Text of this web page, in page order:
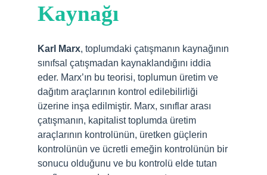
Kaynağı
Karl Marx, toplumdaki çatışmanın kaynağının
sınıfsal çatışmadan kaynaklandığını iddia
eder. Marx’ın bu teorisi, toplumun üretim ve
dağıtım araçlarının kontrol edilebilirliği
üzerine inşa edilmiştir. Marx, sınıflar arası
çatışmanın, kapitalist toplumda üretim
araçlarının kontrolünün, üretken güçlerin
kontrolünün ve ücretli emeğin kontrolünün bir
sonucu olduğunu ve bu kontrolü elde tutan